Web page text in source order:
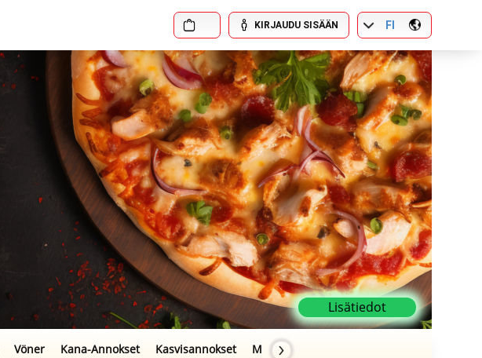
KIRJAUDU SISÄÄN FI
Lisätiedot
Vöner Kana-Annokset Kasvisannokset Muut Annokset